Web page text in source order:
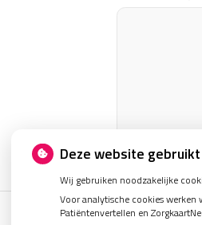
Uw Zorg
Deze website
Wij gebruiken noodzakelijke
Voor analytische cookies werken
Patiëntenvertellen en